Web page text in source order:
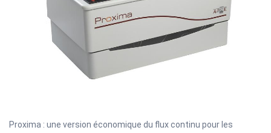
Proxima : une version économique du flux continu pour les